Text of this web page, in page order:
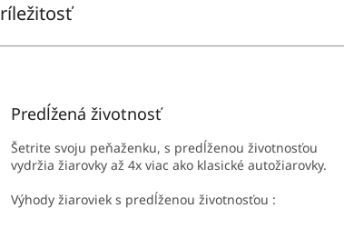
Predĺžená životnosť
Šetrite svoju peňaženku, s predĺženou životnosťou
vydržia žiarovky až 4x viac ako klasické autožiarovky.
Výhody žiaroviek s predĺženou životnosťou :